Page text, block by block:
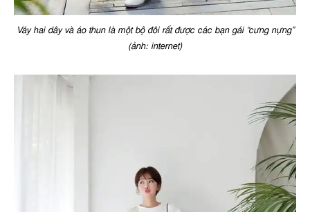
Váy hai dây và áo thun là một bộ đôi rất được các bạn gái “cưng nựng”
(ảnh: internet)